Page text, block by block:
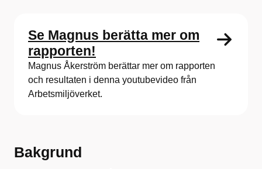
Se Magnus berätta mer om
rapporten!
Magnus Åkerström berättar mer om rapporten
och resultaten i denna youtubevideo från
Arbetsmiljöverket.
Bakgrund